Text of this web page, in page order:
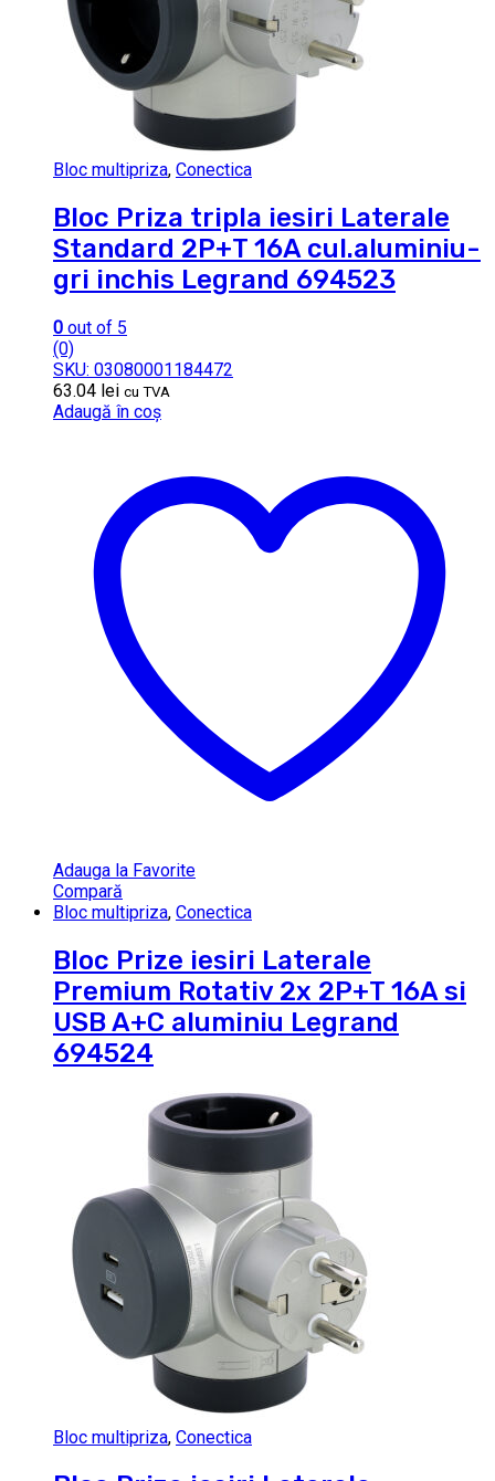
Bloc multipriza, Conectica
Bloc Priza tripla iesiri Laterale
Standard 2P+T 16A cul.aluminiu-
gri inchis Legrand 694523
0 out of 5
(0)
SKU: 03080001184472
63.04 lei cu TVA
Adaugă în coș
Adauga la Favorite
Compară
Bloc multipriza, Conectica
Bloc Prize iesiri Laterale
Premium Rotativ 2x 2P+T 16A si
USB A+C aluminiu Legrand
694524
Bloc multipriza, Conectica